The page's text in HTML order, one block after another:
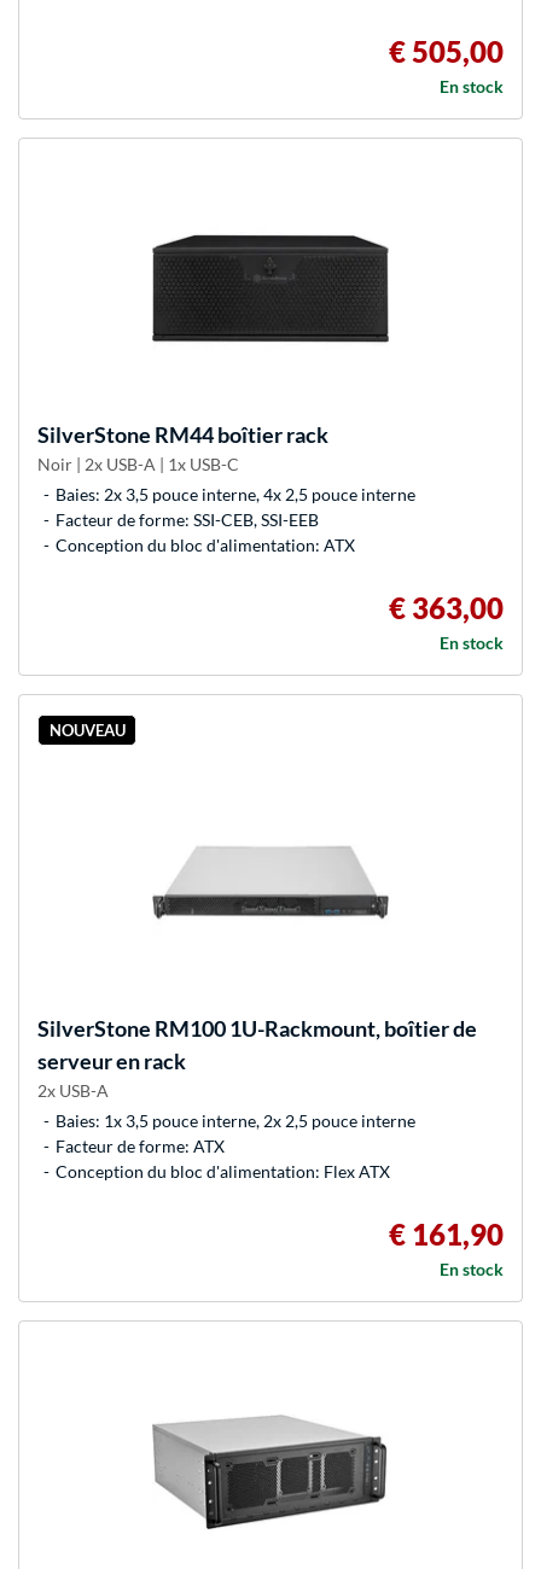
€ 505,00
En stock
SilverStone RM44 boîtier rack
Noir | 2x USB-A | 1x USB-C
Baies: 2x 3,5 pouce interne, 4x 2,5 pouce interne
Facteur de forme: SSI-CEB, SSI-EEB
Conception du bloc d'alimentation: ATX
€ 363,00
En stock
NOUVEAU
SilverStone RM100 1U-Rackmount, boîtier de
serveur en rack
2x USB-A
Baies: 1x 3,5 pouce interne, 2x 2,5 pouce interne
Facteur de forme: ATX
Conception du bloc d'alimentation: Flex ATX
€ 161,90
En stock